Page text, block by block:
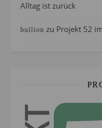
Alltag ist zurück
bullion zu Projekt 52